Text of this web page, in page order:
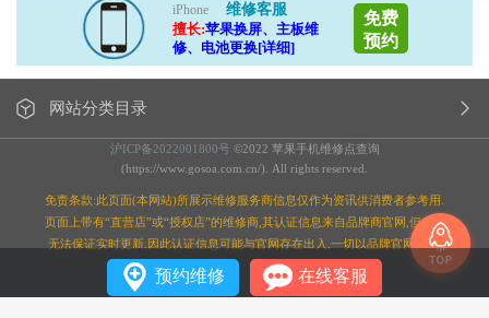
iPhone
维修客服
擅长:苹果换屏、主板维
修、电池更换[详细]
免费
预约
网站分类目录
沪ICP备2022001800号 ©2022 苹果手机维修点查询
(https://www.gosoa.com.cn/). All rights reserved.
免责条款:此页面(本网站)所展示维修服务商信息仅作为资讯供消费者参考用.
页面上带有“直营店”或“授权店”的维修商,其认证信息来自品牌商官网,但本站
无法保证实时更新,因此认证信息可能与官网存在出入,一切以品牌官网为准;
预约维修 在线客服